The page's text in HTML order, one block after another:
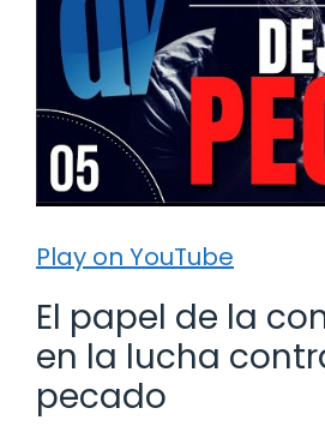
Play on YouTube
El papel de la
en la lucha
pecado